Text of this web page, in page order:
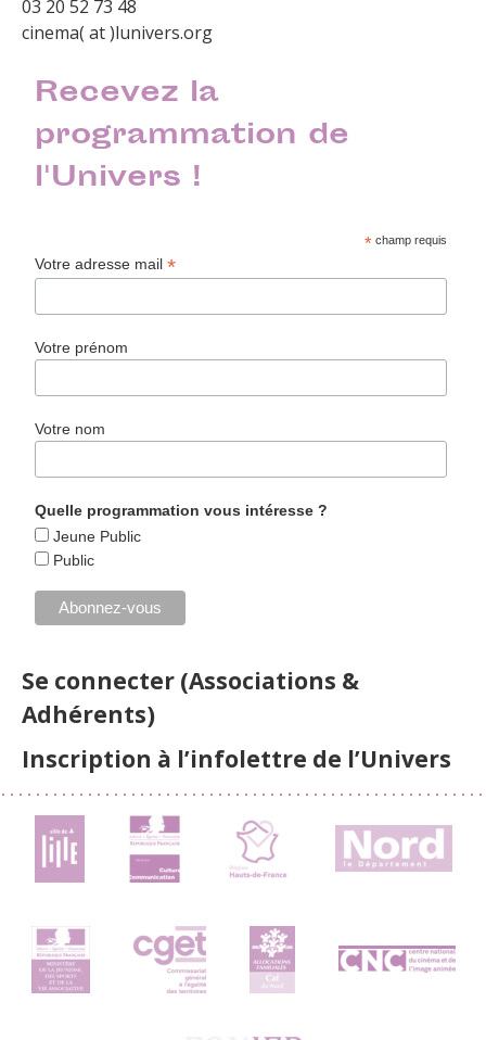
03 20 52 73 48
cinema( at )lunivers.org
Recevez la
programmation de
l'Univers !
* champ requis
Votre adresse mail*
Votre prénom
Votre nom
Quelle programmation vous intéresse ?
Jeune Public
Public
Se connecter (Associations &
Adhérents)
Inscription à l’infolettre de l’Univers